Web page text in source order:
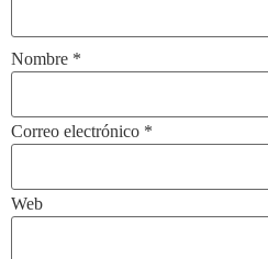
Nombre *
Correo electrónico *
Web